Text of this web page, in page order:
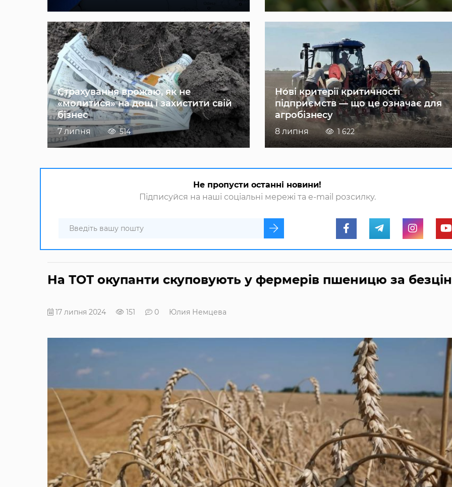
Страхування врожаю, як не
«молитися» на дощ і захистити свій
бізнес
7 липня 514
Нові критерії критичності
підприємств — що це означає для
агробізнесу
8 липня 1 622
Не пропусти останні новини!
Підписуйся на наші соціальні мережі та e-mail розсилку.
На ТОТ окупанти скуповують у фермерів пшеницю за
17 липня 2024 151 0 Юлия Немцева